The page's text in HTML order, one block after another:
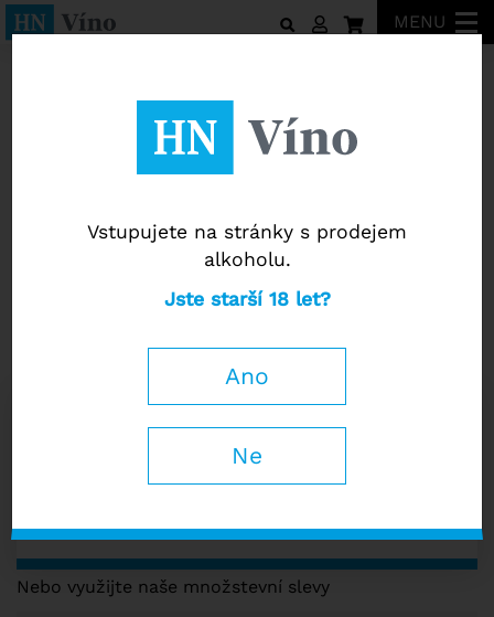
MENU
Extra panenský olivový olej
"Olivastro" 2025
− +
SKLADEM VÍCE NEŽ 10 KS
Nebo využijte naše množstevní slevy
Vstupujete na stránky s prodejem
alkoholu.
Jste starší 18 let?
Ano
Ne